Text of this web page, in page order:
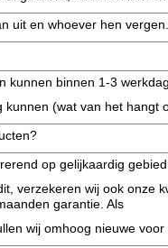
uit en whoever hen vergen.
kunnen binnen 1-3
(wat van het hangt
op gelijkaardig
verzekeren wij ook onze
garantie. Als
wij omhoog nieuwe